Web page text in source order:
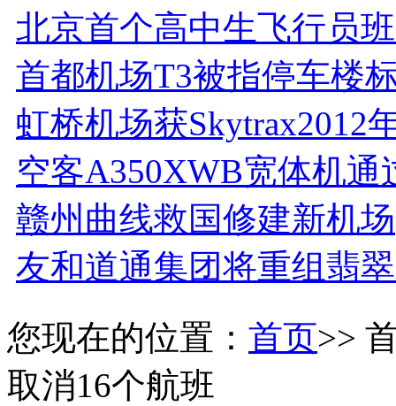
北京首个高中生飞行员
首都机场T3被指停车楼
虹桥机场获Skytrax2012
空客A350XWB宽体机通
赣州曲线救国修建新机场
友和道通集团将重组翡
您现在的位置： 首页>>
取消16个航班